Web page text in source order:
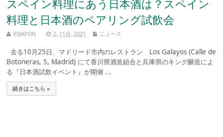
スペイン料理にあう日本酒は？スペイン
料理と日本酒のペアリング試飲会
ESJAPON 2, 11月, 2021 ニュース
去る10月25日、マドリード市内のレストラン Los Galayos (Calle de
Botoneras, 5, Madrid) にて香川県酒造組合と兵庫県のキング醸造によ
る『日本酒試飲イベント』が開催 ...
続きはこちら »